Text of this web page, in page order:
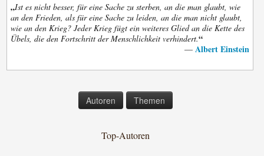
„Ist es nicht besser, für eine Sache zu sterben, an die man glaubt, wie
an den Frieden, als für eine Sache zu leiden, an die man nicht glaubt,
wie an den Krieg? Jeder Krieg fügt ein weiteres Glied an die Kette des
Übels, die den Fortschritt der Menschlichkeit verhindert.“
— Albert Einstein
Autoren Themen
Top-Autoren